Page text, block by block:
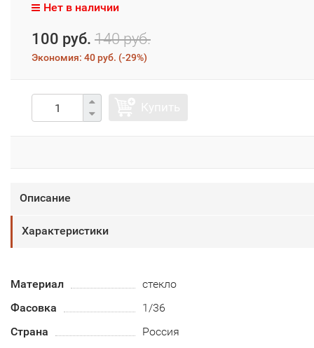
Нет в наличии
100 руб. 140 руб.
Экономия: 40 руб. (-29%)
Описание
Характеристики
Материал
стекло
Фасовка
1/36
Страна
Россия